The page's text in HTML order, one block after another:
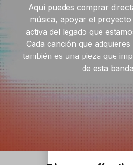
Aquí puedes comprar
música, apoyar el
activa del legado que
Cada canción que
también es una pieza que
de esta